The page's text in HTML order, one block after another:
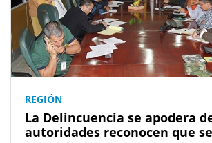
REGIÓN
La Delincuencia se apodera
autoridades reconocen que